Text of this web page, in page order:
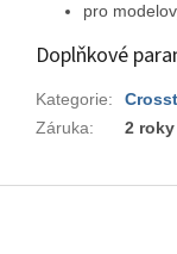
pro
Doplňkové
Kategorie:
Záruka: 2 roky
Z